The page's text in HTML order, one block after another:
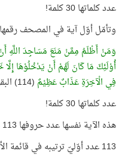
عدد كلماتها 30 كلمة!
وتأمّل أوّل آية في المصحف رقمها 114 بعدد سور القرآن:
وَمَنْ أَظْلَمُ مِمَّنْ مَنَعَ مَسَاجِدَ اللَّهِ
أُوْلَئِكَ مَا كَانَ لَهُمْ أَنْ يَدْخُلُوْهَا
فِي الْآخِرَةِ عَذَابٌ عَظِيْمٌ (114) البقرة
عدد كلماتها 30 كلمة!
هذه الآية نفسها عدد حروفها 113 حرفًا!
113 عدد أوّليّ ترتيبه في قائمة الأعداد الأوّليّة رقم 30